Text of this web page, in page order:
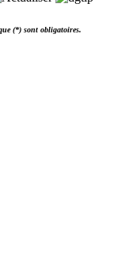
(*) sont obligatoires.